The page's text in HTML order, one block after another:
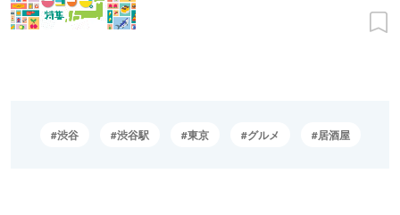
渋谷 渋谷駅 東京 グルメ 居酒屋